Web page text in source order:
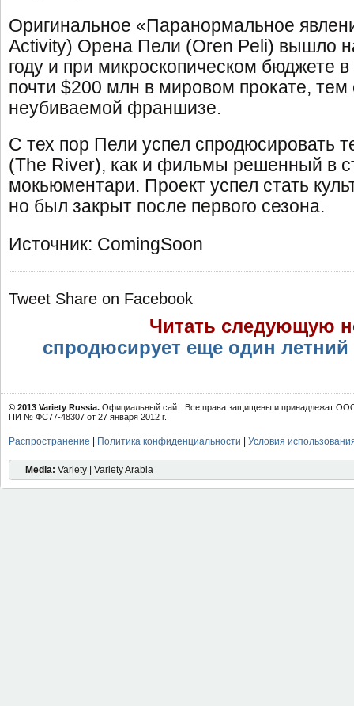
Оригинальное «Паранормальное
Activity) Орена Пели (Oren Peli) вышло
году и при микроскопическом бюджете
почти $200 млн в мировом прокате,
неубиваемой франшизе.
С тех пор Пели успел спродюсировать
(The River), как и фильмы решенный в
мокьюментари. Проект успел стать
но был закрыт после первого сезона.
Источник: ComingSoon
Tweet Share on Facebook
Читать следующую
спродюсирует еще один летний
© 2013 Variety Russia. Официальный сайт. Все права защищены и принадлежат
ПИ № ФС77-48307 от 27 января 2012 г.
Распространение Политика конфиденциальности Условия
Media: Variety | Variety Arabia